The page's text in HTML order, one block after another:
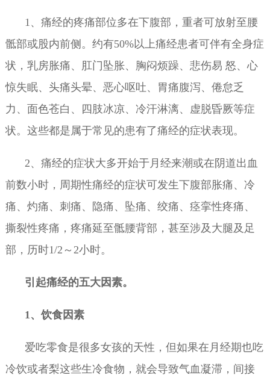
1、痛经的疼痛部位多在下腹部，重者可放射至腰
骶部或股内前侧。约有50%以上痛经患者可伴有全身症
状，乳房胀痛、肛门坠胀、胸闷烦躁、悲伤易 怒、心
惊失眠、头痛头晕、恶心呕吐、胃痛腹泻、倦怠乏
力、面色苍白、四肢冰凉、冷汗淋漓、虚脱昏厥等症
状。这些都是属于常见的患有了痛经的症状表现。
2、痛经的症状大多开始于月经来潮或在阴道出血
前数小时，周期性痛经的症状可发生下腹部胀痛、冷
痛、灼痛、刺痛、隐痛、坠痛、绞痛、痉挛性疼痛、
撕裂性疼痛，疼痛延至骶腰背部，甚至涉及大腿及足
部，历时1/2～2小时。
引起痛经的五大因素。
1、饮食因素
爱吃零食是很多女孩的天性，但如果在月经期也吃
冷饮或者梨这些生冷食物，就会导致气血凝滞，间接